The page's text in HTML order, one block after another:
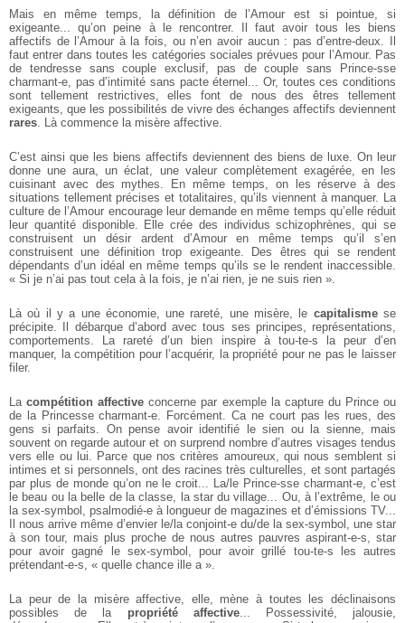
Mais en même temps, la définition de l’Amour est si pointue, si
exigeante... qu’on peine à le rencontrer. Il faut avoir tous les biens
affectifs de l’Amour à la fois, ou n’en avoir aucun : pas d’entre-deux. Il
faut entrer dans toutes les catégories sociales prévues pour l’Amour. Pas
de tendresse sans couple exclusif, pas de couple sans Prince-sse
charmant-e, pas d’intimité sans pacte éternel... Or, toutes ces conditions
sont tellement restrictives, elles font de nous des êtres tellement
exigeants, que les possibilités de vivre des échanges affectifs deviennent
rares . Là commence la misère affective.
C’est ainsi que les biens affectifs deviennent des biens de luxe. On leur
donne une aura, un éclat, une valeur complètement exagérée, en les
cuisinant avec des mythes. En même temps, on les réserve à des
situations tellement précises et totalitaires, qu’ils viennent à manquer. La
culture de l’Amour encourage leur demande en même temps qu’elle réduit
leur quantité disponible. Elle crée des individus schizophrènes, qui se
construisent un désir ardent d’Amour en même temps qu’il s’en
construisent une définition trop exigeante. Des êtres qui se rendent
dépendants d’un idéal en même temps qu’ils se le rendent inaccessible.
« Si je n’ai pas tout cela à la fois, je n’ai rien, je ne suis rien ».
Là où il y a une économie, une rareté, une misère, le capitalismese
précipite. Il débarque d’abord avec tous ses principes, représentations,
comportements. La rareté d’un bien inspire à tou-te-s la peur d’en
manquer, la compétition pour l’acquérir, la propriété pour ne pas le laisser
filer.
Lacompétition affective concerne par exemple la capture du Prince ou
de la Princesse charmant-e. Forcément. Ca ne court pas les rues, des
gens si parfaits. On pense avoir identifié le sien ou la sienne, mais
souvent on regarde autour et on surprend nombre d’autres visages tendus
vers elle ou lui. Parce que nos critères amoureux, qui nous semblent si
intimes et si personnels, ont des racines très culturelles, et sont partagés
par plus de monde qu’on ne le croit... La/le Prince-sse charmant-e, c’est
le beau ou la belle de la classe, la star du village... Ou, à l’extrême, le ou
la sex-symbol, psalmodié-e à longueur de magazines et d’émissions TV...
Il nous arrive même d’envier le/la conjoint-e du/de la sex-symbol, une star
à son tour, mais plus proche de nous autres pauvres aspirant-e-s, star
pour avoir gagné le sex-symbol, pour avoir grillé tou-te-s les autres
prétendant-e-s, « quelle chance ille a ».
La peur de la misère affective, elle, mène à toutes les déclinaisons
possibles de la propriété affective... Possessivité, jalousie,